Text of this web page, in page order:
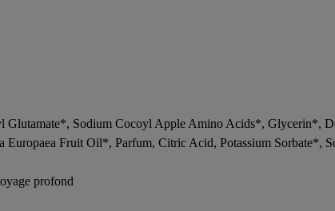
Sodium Cocoyl Apple Amino Acids*, Glycerin*,
Fruit Oil*, Parfum, Citric Acid, Potassium Sorbate*,
profond